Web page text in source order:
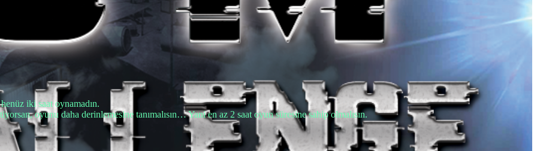
iki saat oynamadın.
oyunu daha derinlemesine tanımalısın… Yani en az 2 saat oyun süresine sahip olmalısın.